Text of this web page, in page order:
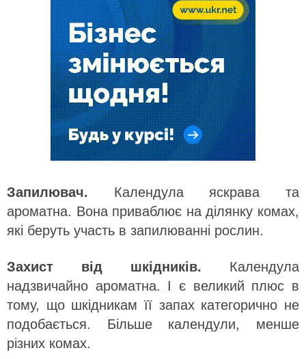
Запилювач. Календула яскрава та
ароматна. Вона приваблює на ділянку комах,
які беруть участь в запилюванні рослин.
Захист від шкідників. Календула
надзвичайно ароматна. І є великий плюс в
тому, що шкідникам її запах категорично не
подобається. Більше календули, менше
різних комах.